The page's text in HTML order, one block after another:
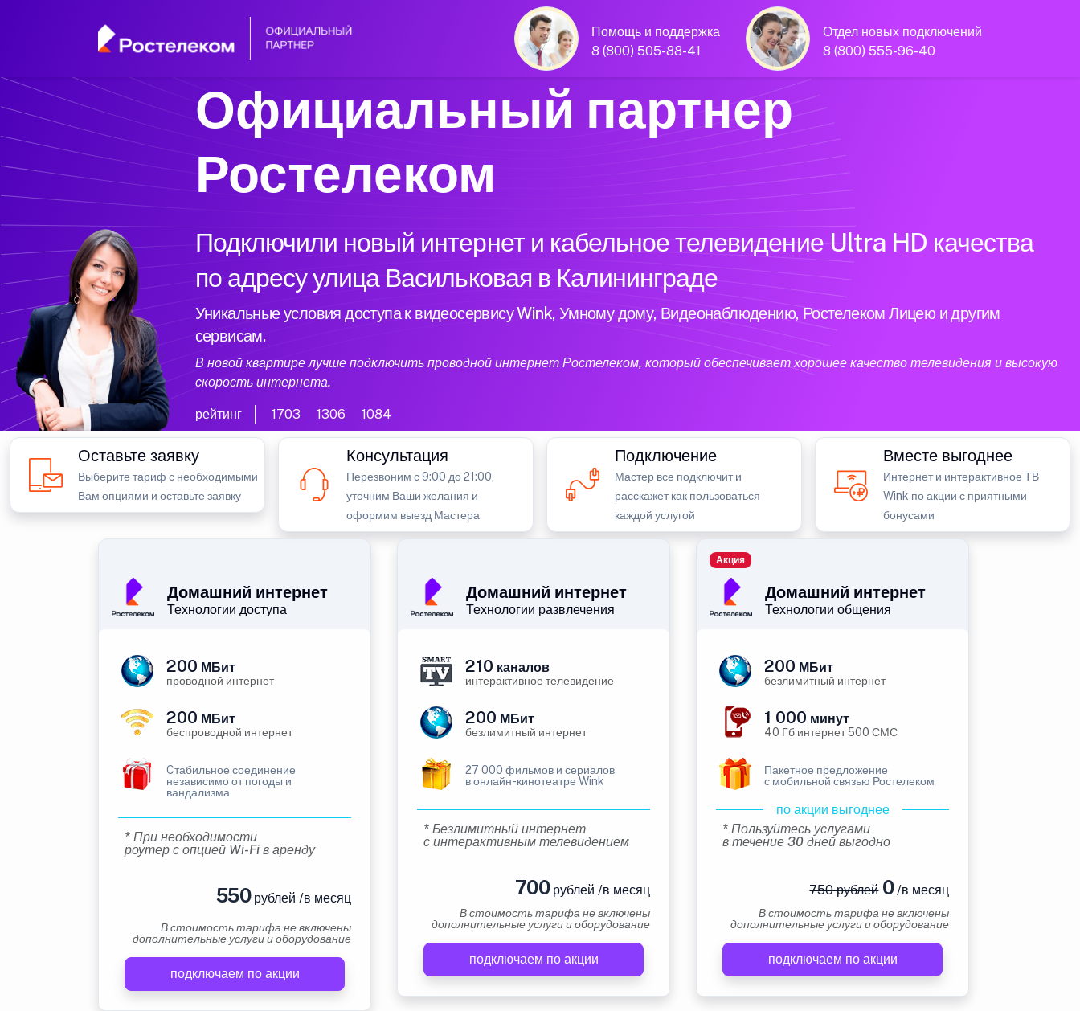
Помощь и поддержка
8 (800) 505-88-41
Отдел новых подключений
8 (800) 555-96-40
Официальный партнер
Ростелеком
Подключили новый интернет и кабельное телевидение Ultra HD качества
по адресу улица Васильковая в Калининграде
Уникальные условия доступа к видеосервису Wink, Умному дому, Видеонаблюдению, Ростелеком Лицею и другим
сервисам.
В новой квартире лучше подключить проводной интернет Ростелеком, который обеспечивает хорошее качество телевидения и высокую
скорость интернета.
рейтинг 1703 1306 1084
Оставьте заявку
Выберите тариф с необходимыми
Вам опциями и оставьте заявку
Консультация
Перезвоним с 9:00 до 21:00,
уточним Ваши желания и
оформим выезд Мастера
Подключение
Мастер все подключит и
расскажет как пользоваться
каждой услугой
Вместе выгоднее
Интернет и интерактивное ТВ
Wink по акции с приятными
бонусами
Домашний интернет
Технологии доступа
200 МБит
проводной интернет
200 МБит
беспроводной интернет
Cтабильное соединение
независимо от погоды и
вандализма
* При необходимости
роутер с опцией Wi-Fi в аренду
550рублей /в месяц
В стоимость тарифа не включены
дополнительные услуги и оборудование
подключаем по акции
Домашний интернет
Технологии развлечения
210 каналов
интерактивное телевидение
200 МБит
безлимитный интернет
27 000 фильмов и сериалов
в онлайн-кинотеатре Wink
* Безлимитный интернет
с интерактивным телевидением
700рублей /в месяц
В стоимость тарифа не включены
дополнительные услуги и оборудование
подключаем по акции
Домашний интернет
Технологии общения
Акция
200 МБит
безлимитный интернет
1 000 минут
40 Гб интернет 500 СМС
Пакетное предложение
с мобильной связью Ростелеком
по акции выгоднее
* Пользуйтесь услугами
в течение 30 дней выгодно
750 рублей0/в месяц
В стоимость тарифа не включены
дополнительные услуги и оборудование
подключаем по акции